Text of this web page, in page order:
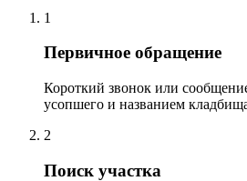
1
Первичное обращение
Короткий звонок или
усопшего и названием
2
Поиск участка